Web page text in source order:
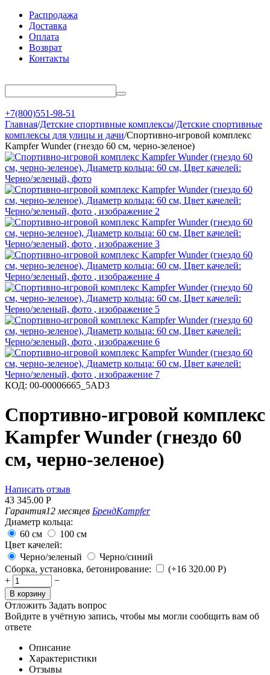
Распродажа
Доставка
Оплата
Возврат
Контакты
+7(800)551-98-51
Главная/Детские спортивные комплексы/Детские спортивные
комплексы для улицы и дачи/Спортивно-игровой комплекс
Kampfer Wunder (гнездо 60 см, черно-зеленое)
КОД: 00-00006665_5AD3
Спортивно-игровой комплекс
Kampfer Wunder (гнездо 60
см, черно-зеленое)
Написать отзыв
43 345.00 Р
Гарантия12 месяцев БрендKampfer
Диаметр кольца:
60 см
100 см
Цвет качелей:
Черно/зеленый
Черно/синий
Сборка, установка, бетонирование:
(+16 320.00 Р)
+
−
В корзину
Отложить Задать вопрос
Войдите в учётную запись, чтобы мы могли сообщить вам об
ответе
Описание
Характеристики
Отзывы